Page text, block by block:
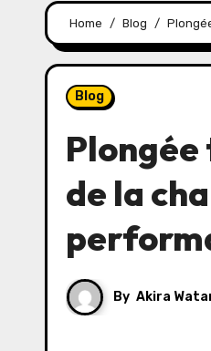
Home Blog
Blog
de la
By Akira